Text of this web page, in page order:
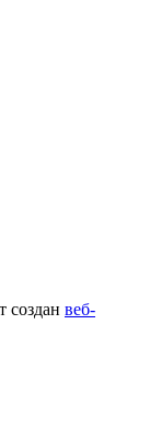
создан веб-